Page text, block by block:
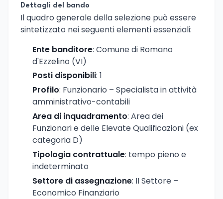
Dettagli del bando
Il quadro generale della selezione può essere
sintetizzato nei seguenti elementi essenziali:
Ente banditore: Comune di Romano
d'Ezzelino (VI)
Posti disponibili: 1
Profilo: Funzionario – Specialista in attività
amministrativo-contabili
Area di inquadramento: Area dei
Funzionari e delle Elevate Qualificazioni (ex
categoria D)
Tipologia contrattuale: tempo pieno e
indeterminato
Settore di assegnazione: II Settore –
Economico Finanziario